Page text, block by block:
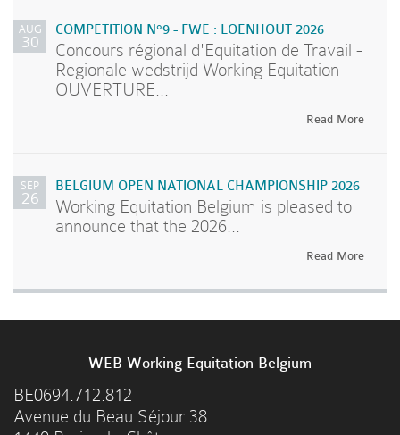
AUG
30
COMPETITION N°9 - FWE : LOENHOUT 2026
Concours régional d'Equitation de Travail -
Regionale wedstrijd Working Equitation
OUVERTURE...
Read More
SEP
26
BELGIUM OPEN NATIONAL CHAMPIONSHIP 2026
Working Equitation Belgium is pleased to
announce that the 2026...
Read More
WEB Working Equitation Belgium
BE0694.712.812
Avenue du Beau Séjour 38